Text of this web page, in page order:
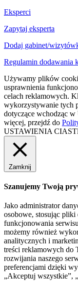
Eksperci
Zapytaj eksperta
Dodaj gabinet/
Regulamin dodawania
Używamy plików
usprawnienia
celach reklamowych.
wykorzystywanie tych
dotyczące wchodząc
więcej, przejdź do
USTAWIENIA
Zamknij
Szanujemy Twoją
Jako administrator
osobowe, stosując
funkcjonowania
możemy również
analitycznych i
treści reklamowych do
rozwijania naszego
preferencjami dzięki
„Akceptuj wszystkie”,